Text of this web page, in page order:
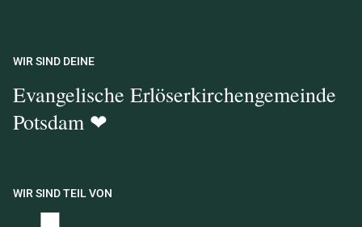
WIR SIND DEINE
Evangelische Erlöserkirchengemeinde
Potsdam ❤
WIR SIND TEIL VON